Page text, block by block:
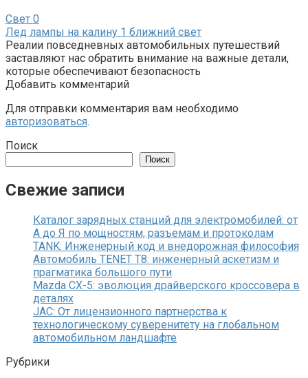
Свет 0
Лед лампы на калину 1 ближний свет
Реалии повседневных автомобильных путешествий
заставляют нас обратить внимание на важные детали,
которые обеспечивают безопасность
Добавить комментарий
Для отправки комментария вам необходимо
авторизоваться.
Поиск
Поиск
Свежие записи
Каталог зарядных станций для электромобилей: от
А до Я по мощностям, разъемам и протоколам
TANK: Инженерный код и внедорожная философия
Автомобиль TENET T8: инженерный аскетизм и
прагматика большого пути
Mazda CX-5: эволюция драйверского кроссовера в
деталях
JAC: От лицензионного партнерства к
технологическому суверенитету на глобальном
автомобильном ландшафте
Рубрики